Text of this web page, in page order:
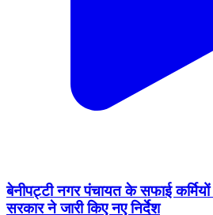
बेनीपट्टी नगर पंचायत के सफाई
सरकार ने जारी किए नए निर्देश